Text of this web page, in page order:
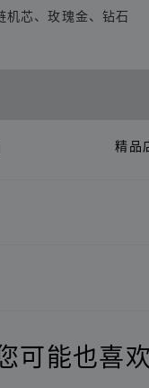
机芯、玫瑰金、钻石
精品
可能也喜欢